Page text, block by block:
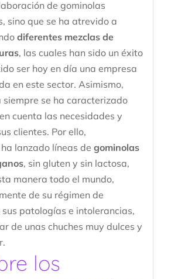
de gominolas
sino que se ha atrevido a
diferentes mezclas de
, las cuales han sido un éxito
ser hoy en día una empresa
en este sector. Asimismo,
se ha caracterizado
cuenta las necesidades y
clientes. Por ello,
lanzado líneas de gominolas
, sin gluten y sin lactosa,
manera todo el mundo,
de su régimen de
patologías e intolerancias,
de unas chuches muy dulces y
los